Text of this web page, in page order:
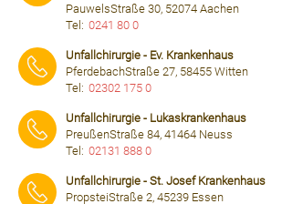
PauwelsStraße 30, 52074 Aachen
Tel: 0241 80 0
Unfallchirurgie - Ev. Krankenhaus
PferdebachStraße 27, 58455 Witten
Tel: 02302 175 0
Unfallchirurgie - Lukaskrankenhaus
PreußenStraße 84, 41464 Neuss
Tel: 02131 888 0
Unfallchirurgie - St. Josef Krankenhaus
PropsteiStraße 2, 45239 Essen